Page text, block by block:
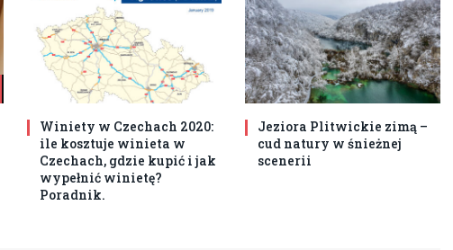
Winiety w Czechach 2020:
ile kosztuje winieta w
Czechach, gdzie kupić i jak
wypełnić winietę?
Poradnik.
Jeziora Plitwickie zimą –
cud natury w śnieżnej
scenerii